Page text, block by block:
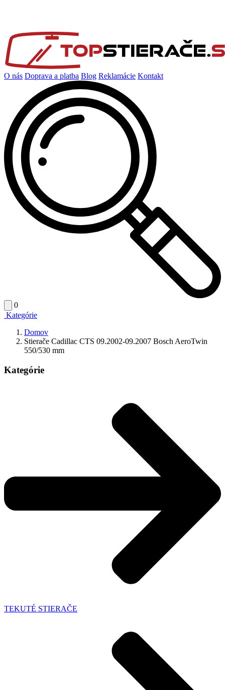
O nás Doprava a platba Blog Reklamácie Kontakt
0
Kategórie
Domov
Stierače Cadillac CTS 09.2002-09.2007 Bosch AeroTwin
550/530 mm
Kategórie
TEKUTÉ STIERAČE